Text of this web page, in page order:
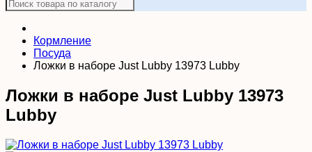
Кормление
Посуда
Ложки в наборе Just Lubby 13973 Lubby
Ложки в наборе Just Lubby 13973
Lubby